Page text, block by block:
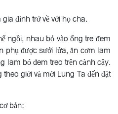
đình trở về với họ cha.
ngồi, nhau bỏ vào ống tre đem
phụ được sưởi lửa, ăn cơm lam
lam bó đem treo trên cành cây.
giới và mời Lung Ta đến đặt
bản: